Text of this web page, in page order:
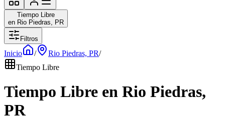
Tiempo Libre
en Rio Piedras, PR
Filtros
Inicio / Rio Piedras, PR/
Tiempo Libre
Tiempo Libre en Rio Piedras,
PR